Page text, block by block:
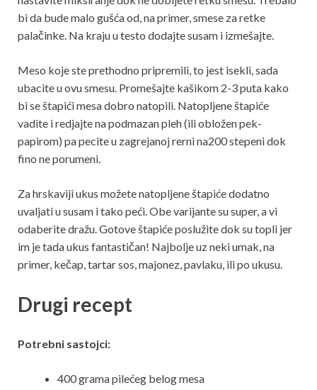
bi da bude malo gušća od, na primer, smese za retke
palačinke. Na kraju u testo dodajte susam i izmešajte.
Meso koje ste prethodno pripremili, to jest isekli, sada
ubacite u ovu smesu. Promešajte kašikom 2-3 puta kako
bi se štapići mesa dobro natopili. Natopljene štapiće
vadite i redjajte na podmazan pleh (ili obložen pek-
papirom) pa pecite u zagrejanoj rerni na200 stepeni dok
fino ne porumeni.
Za hrskaviji ukus možete natopljene štapiće dodatno
uvaljati u susam i tako peći. Obe varijante su super, a vi
odaberite dražu. Gotove štapiće poslužite dok su topli jer
im je tada ukus fantastičan! Najbolje uz neki umak, na
primer, kečap, tartar sos, majonez, pavlaku, ili po ukusu.
Drugi recept
Potrebni sastojci:
400 grama pilećeg belog mesa